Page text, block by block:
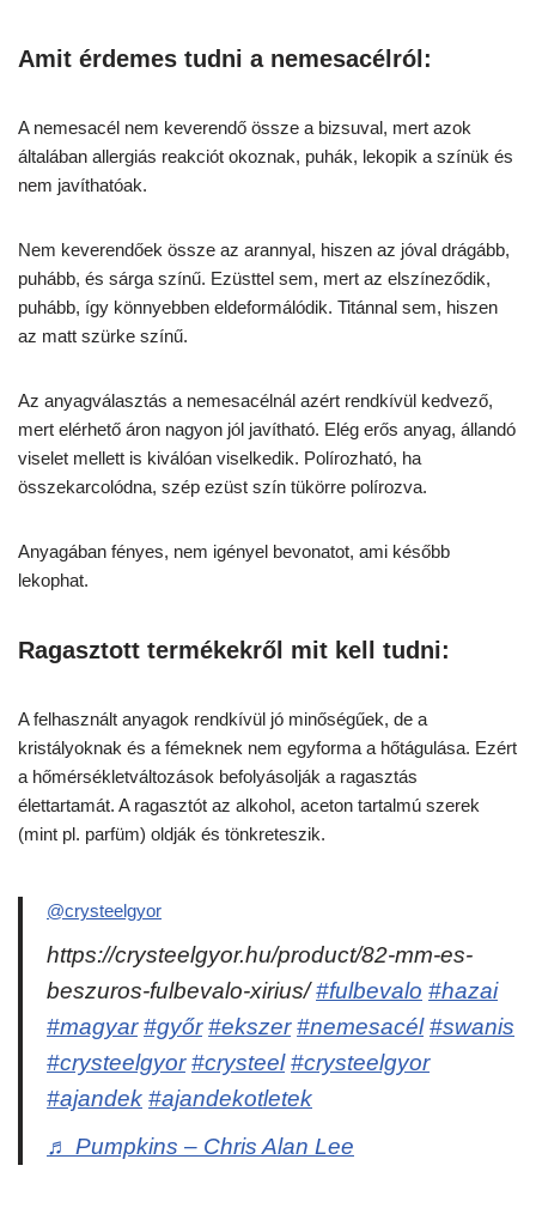
Amit érdemes tudni a nemesacélról:
A nemesacél nem keverendő össze a bizsuval, mert azok
általában allergiás reakciót okoznak, puhák, lekopik a színük és
nem javíthatóak.
Nem keverendőek össze az arannyal, hiszen az jóval drágább,
puhább, és sárga színű. Ezüsttel sem, mert az elszíneződik,
puhább, így könnyebben eldeformálódik. Titánnal sem, hiszen
az matt szürke színű.
Az anyagválasztás a nemesacélnál azért rendkívül kedvező,
mert elérhető áron nagyon jól javítható. Elég erős anyag, állandó
viselet mellett is kiválóan viselkedik. Polírozható, ha
összekarcolódna, szép ezüst szín tükörre polírozva.
Anyagában fényes, nem igényel bevonatot, ami később
lekophat.
Ragasztott termékekről mit kell tudni:
A felhasznált anyagok rendkívül jó minőségűek, de a
kristályoknak és a fémeknek nem egyforma a hőtágulása. Ezért
a hőmérsékletváltozások befolyásolják a ragasztás
élettartamát. A ragasztót az alkohol, aceton tartalmú szerek
(mint pl. parfüm) oldják és tönkreteszik.
@crysteelgyor
https://crysteelgyor.hu/product/82-mm-es-
beszuros-fulbevalo-xirius/#fulbevalo #hazai
#magyar #győr #ekszer #nemesacél #swanis
#crysteelgyor #crysteel #crysteelgyor
#ajandek #ajandekotletek
♬ Pumpkins – Chris Alan Lee